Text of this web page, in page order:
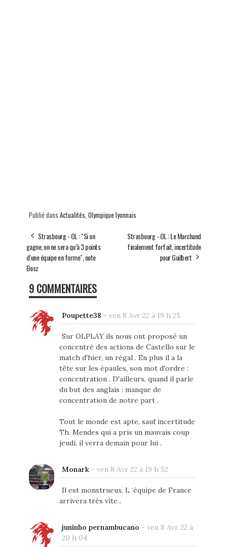
Publié dans Actualités Olympique lyonnais
Strasbourg - OL : "Si on
gagne, on ne sera qu’à 3 points
d’une équipe en forme", note
Bosz
Strasbourg - OL : Le Marchand
finalement forfait, incertitude
pour Guilbert
9 COMMENTAIRES
Poupette38 - ven 8 Avr 22 à 19 h 25
Sur OLPLAY ils nous ont proposé un
concentré des actions de Castello sur le
match d'hier, un régal . En plus il a la
tête sur les épaules, son mot d'ordre :
concentration . D'ailleurs, quand il parle
du but des anglais : manque de
concentration de notre part .
Tout le monde est apte, sauf incertitude
Th. Mendes qui a pris un mauvais coup
jeudi, il verra demain pour lui .
Monark- ven 8 Avr 22 à 19 h 52
Il est monstrueux. L ‘équipe de France
arrivera très vite .
juninho pernambucano - ven 8 Avr 22 à
20 h 04